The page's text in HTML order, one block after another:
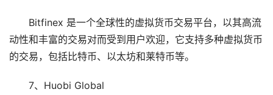
Bitfinex 是一个全球性的虚拟货币交易平台，以其高流
动性和丰富的交易对而受到用户欢迎，它支持多种虚拟货币
的交易，包括比特币、以太坊和莱特币等。
7、Huobi Global